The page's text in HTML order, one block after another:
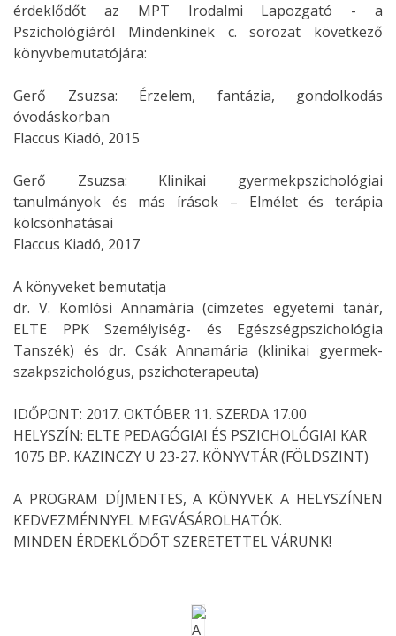
érdeklődőt az MPT Irodalmi Lapozgató - a
Pszichológiáról Mindenkinek c. sorozat következő
könyvbemutatójára:
Gerő Zsuzsa: Érzelem, fantázia, gondolkodás
óvodáskorban
Flaccus Kiadó, 2015
Gerő Zsuzsa: Klinikai gyermekpszichológiai
tanulmányok és más írások – Elmélet és terápia
kölcsönhatásai
Flaccus Kiadó, 2017
A könyveket bemutatja
dr. V. Komlósi Annamária (címzetes egyetemi tanár,
ELTE PPK Személyiség- és Egészségpszichológia
Tanszék) és dr. Csák Annamária (klinikai gyermek-
szakpszichológus, pszichoterapeuta)
IDŐPONT: 2017. OKTÓBER 11. SZERDA 17.00
HELYSZÍN: ELTE PEDAGÓGIAI ÉS PSZICHOLÓGIAI KAR
1075 BP. KAZINCZY U 23-27. KÖNYVTÁR (FÖLDSZINT)
A PROGRAM DÍJMENTES, A KÖNYVEK A HELYSZÍNEN
KEDVEZMÉNNYEL MEGVÁSÁROLHATÓK.
MINDEN ÉRDEKLŐDŐT SZERETETTEL VÁRUNK!